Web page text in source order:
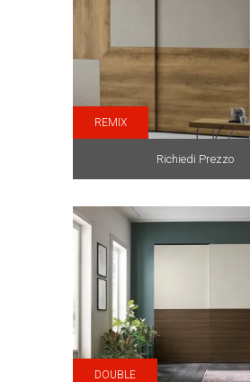
REMIX
Richiedi Prezzo
DOUBLE